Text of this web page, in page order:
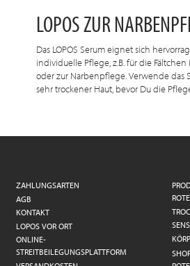
LOPOS ZUR
Das LOPOS Serum eignet sich
individuelle Pflege, z.B. für die
oder zur Narbenpflege. Verwende das
sehr trockener Haut, bevor Du die
ZAHLUNGSARTEN
AGB
KONTAKT
LOPOS VOR ORT
ONLINE-
STREITBEILEGUNGSPLATTFORM